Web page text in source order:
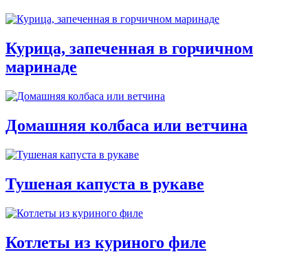
Курица, запеченная в горчичном
маринаде
Домашняя колбаса или ветчина
Тушеная капуста в рукаве
Котлеты из куриного филе